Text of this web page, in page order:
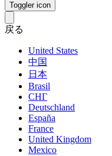
Toggler icon
戻る
United States
中国
日本
Brasil
СНГ
Deutschland
España
France
United Kingdom
Mexico